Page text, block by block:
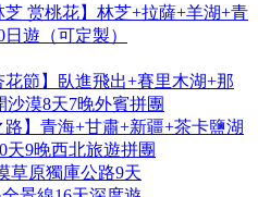
芝 赏桃花】林芝+拉薩+羊湖+青
遊（可定製）
花節】臥進飛出+賽里木湖+那
漠8天7晚外賓拼團
路】青海+甘肅+新疆+茶卡鹽湖
天9晚西北旅遊拼團
草原獨庫公路9天